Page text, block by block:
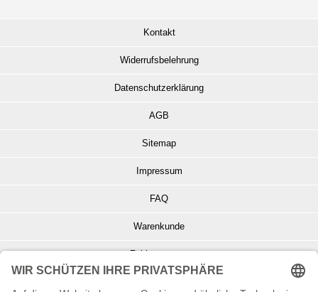
Kontakt
Widerrufsbelehrung
Datenschutzerklärung
AGB
Sitemap
Impressum
FAQ
Warenkunde
Zahlungsarten